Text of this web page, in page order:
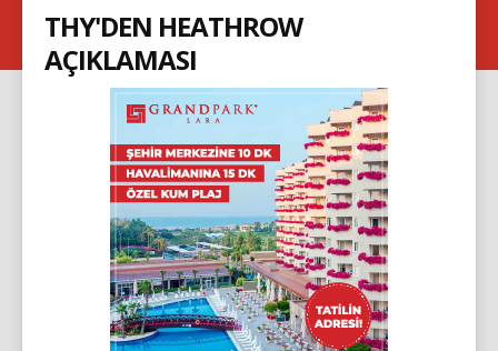
THY'DEN HEATHROW
AÇIKLAMASI